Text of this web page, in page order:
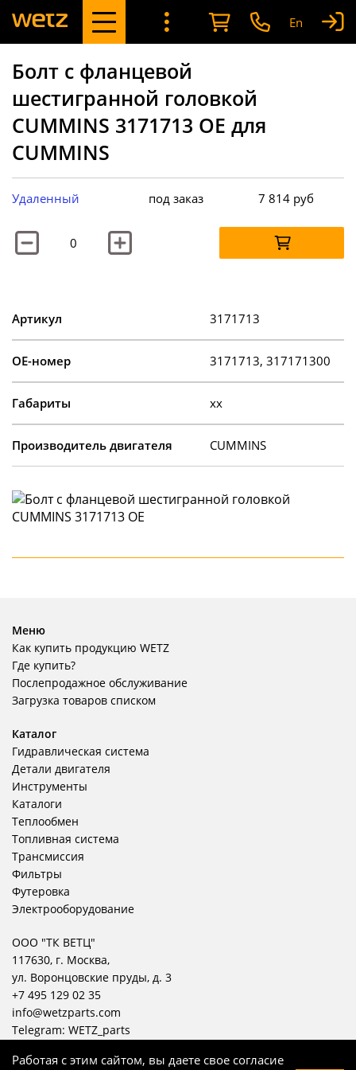
En
Болт с фланцевой
шестигранной головкой
CUMMINS 3171713 OE для
CUMMINS
Удаленный под заказ 7 814 руб
Артикул 3171713
OE-номер 3171713, 317171300
Габариты xx
Производитель двигателя CUMMINS
Меню
Как купить продукцию WETZ
Где купить?
Послепродажное обслуживание
Загрузка товаров списком
Каталог
Гидравлическая система
Детали двигателя
Инструменты
Каталоги
Теплообмен
Топливная система
Трансмиссия
Фильтры
Футеровка
Электрооборудование
ООО "ТК ВЕТЦ"
117630, г. Москва,
ул. Воронцовские пруды, д. 3
+7 495 129 02 35
info@wetzparts.com
Telegram: WETZ_parts
Работая с этим сайтом, вы даете свое согласие